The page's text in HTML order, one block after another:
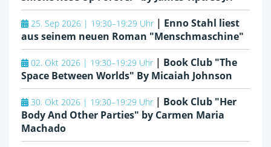
25. Sep 2026 | 19:30–19:29 Uhr | Enno Stahl liest
aus seinem neuen Roman "Menschmaschine"
02. Okt 2026 | 19:30–19:29 Uhr | Book Club "The
Space Between Worlds" By Micaiah Johnson
30. Okt 2026 | 19:30–19:29 Uhr | Book Club "Her
Body And Other Parties" by Carmen Maria
Machado